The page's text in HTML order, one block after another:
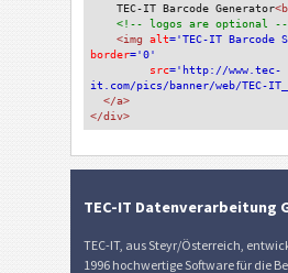
TEC-IT Barcode Generator
<!-- logos are optional --
<img alt='TEC-IT Barcode
border='0'
src='http://www.tec-
it.com/pics/banner/web/TEC-
</a>
</div>
TEC-IT Datenverarbeitung
TEC-IT, aus Steyr/Österreich,
1996 hochwertige Software für die